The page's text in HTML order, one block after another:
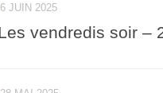
6 JUIN 2025
vendredis soir –